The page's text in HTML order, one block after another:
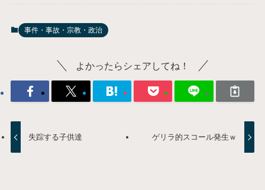
事件・事故・宗教・政治
よかったらシェアしてね！
失踪する子供達 ゲリラ的スコール発生ｗ